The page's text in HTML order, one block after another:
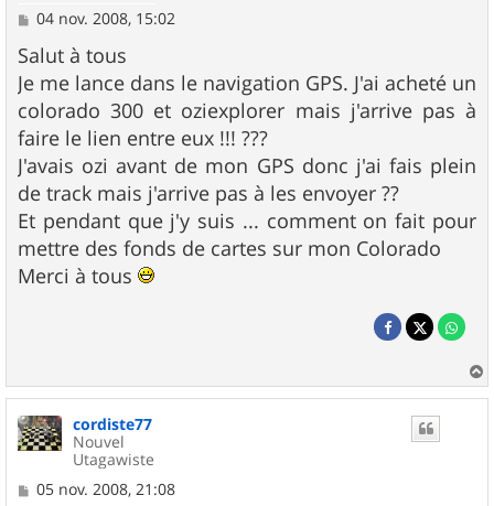
M
s
s
a
g
e
04 nov. 2008, 15:02
Salut à tous
Je me lance dans le navigation GPS. J'ai acheté un
colorado 300 et oziexplorer mais j'arrive pas à
faire le lien entre eux !!! ???
J'avais ozi avant de mon GPS donc j'ai fais plein
de track mais j'arrive pas à les envoyer ??
Et pendant que j'y suis ... comment on fait pour
mettre des fonds de cartes sur mon Colorado
Merci à tous
a
cordiste77
Nouvel
Utagawiste
M
05 nov. 2008, 21:08